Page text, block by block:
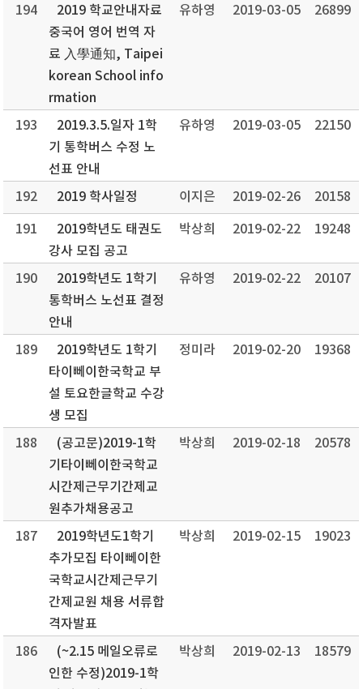
194
2019 학교안내자료
중국어 영어 번역 자
료 入學通知, Taipei
korean School info
rmation
유하영 2019-03-05 26899
193
2019.3.5.일자 1학
기 통학버스 수정 노
선표 안내
유하영 2019-03-05 22150
192 2019 학사일정 이지은 2019-02-26 20158
191
2019학년도 태권도
강사 모집 공고
박상희 2019-02-22 19248
190
2019학년도 1학기
통학버스 노선표 결정
안내
유하영 2019-02-22 20107
189
2019학년도 1학기
타이뻬이한국학교 부
설 토요한글학교 수강
생 모집
정미라 2019-02-20 19368
188
(공고문)2019-1학
기타이뻬이한국학교
시간제근무기간제교
원추가채용공고
박상희 2019-02-18 20578
187
2019학년도1학기
추가모집 타이뻬이한
국학교시간제근무기
간제교원 채용 서류합
격자발표
박상희 2019-02-15 19023
186
(~2.15 메일오류로
인한 수정)2019-1학
박상희 2019-02-13 18579